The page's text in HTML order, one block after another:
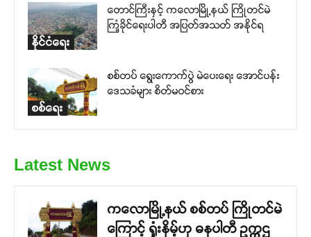
နိုင်ငံရေး
တောင်ကြီးနှင့် ကလောမြို့နယ် ကြိုတင်မဲ
ကြံ့ခိုင်ရေးပါတီ အပြတ်အသတ် အနိုင်ရ
စစ်ရေး
စစ်တပ် ရွေးကောက်ပွဲ မဲပေးရေး အောင်ပန်း
ဒေသခံများ စိတ်မဝင်စား
Latest News
ကလောမြို့နယ် စစ်တပ် ကြိုတင်မဲ
ကြောင့် ရှုံးနိမ့်ဟု ဓနုပါတီ ဥက္ကဌ